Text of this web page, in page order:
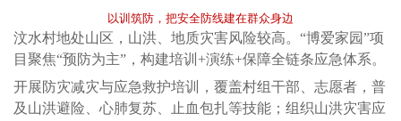
以训筑防，把安全防线建在群众身边
汶水村地处山区，山洪、地质灾害风险较高。“博爱家园”项
目聚焦“预防为主”，构建培训+演练+保障全链条应急体系。
开展防灾减灾与应急救护培训，覆盖村组干部、志愿者，普
及山洪避险、心肺复苏、止血包扎等技能；组织山洪灾害应